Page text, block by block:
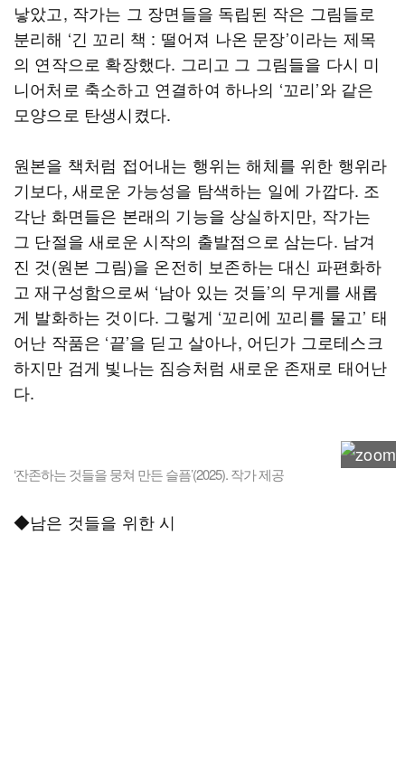
낳았고, 작가는 그 장면들을 독립된 작은 그림들로
분리해 ‘긴 꼬리 책 : 떨어져 나온 문장’이라는 제목
의 연작으로 확장했다. 그리고 그 그림들을 다시 미
니어처로 축소하고 연결하여 하나의 ‘꼬리’와 같은
모양으로 탄생시켰다.
원본을 책처럼 접어내는 행위는 해체를 위한 행위라
기보다, 새로운 가능성을 탐색하는 일에 가깝다. 조
각난 화면들은 본래의 기능을 상실하지만, 작가는
그 단절을 새로운 시작의 출발점으로 삼는다. 남겨
진 것(원본 그림)을 온전히 보존하는 대신 파편화하
고 재구성함으로써 ‘남아 있는 것들’의 무게를 새롭
게 발화하는 것이다. 그렇게 ‘꼬리에 꼬리를 물고’ 태
어난 작품은 ‘끝’을 딛고 살아나, 어딘가 그로테스크
하지만 검게 빛나는 짐승처럼 새로운 존재로 태어난
다.
‘잔존하는 것들을 뭉쳐 만든 슬픔’(2025). 작가 제공
◆남은 것들을 위한 시